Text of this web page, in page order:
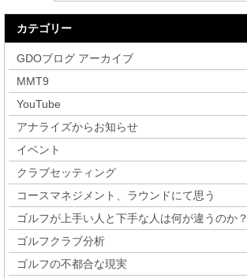
カテゴリー
GDOブログ アーカイブ
MMT9
YouTube
アナライズからお知らせ
イベント
クラブセッティング
コースマネジメント、ラウンドにて思う
ゴルフが上手い人と下手な人は何が違うのか？
ゴルフクラブ分析
ゴルフの不都合な現実